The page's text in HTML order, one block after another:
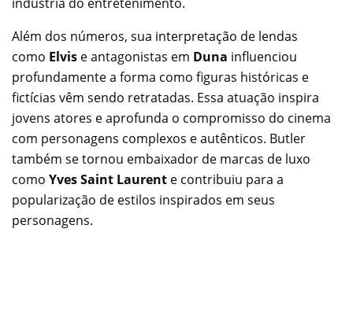
Além dos números, sua interpretação de lendas
como Elvis e antagonistas em Duna influenciou
profundamente a forma como figuras históricas e
fictícias vêm sendo retratadas. Essa atuação inspira
jovens atores e aprofunda o compromisso do cinema
com personagens complexos e autênticos. Butler
também se tornou embaixador de marcas de luxo
como Yves Saint Laurent e contribuiu para a
popularização de estilos inspirados em seus
personagens.